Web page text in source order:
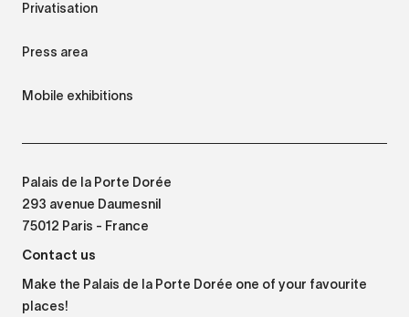
Privatisation
Press area
Mobile exhibitions
Palais de la Porte Dorée
293 avenue Daumesnil
75012 Paris - France
Contact us
Make the Palais de la Porte Dorée one of your favourite
places!